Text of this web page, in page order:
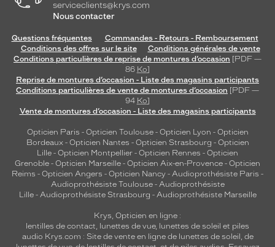
serviceclients@krys.com
Nous contacter
Questions fréquentes
Commandes - Retours - Remboursement
Conditions des offres sur le site
Conditions générales de vente
Conditions particulières de reprise de montures d’occasion [PDF —
86 Ko]
Reprise de montures d’occasion - Liste des magasins participants
Conditions particulières de vente de montures d’occasion [PDF —
94 Ko]
Vente de montures d’occasion - Liste des magasins participants
Opticien Paris - Opticien Toulouse- Opticien Lyon - Opticien
Bordeaux- Opticien Nantes - Opticien Strasbourg - Opticien
Lille - Opticien Montpellier - Opticien Rennes - Opticien
Grenoble - Opticien Marseille - Opticien Aix-en-Provence - Opticien
Reims - Opticien Angers - Opticien Nancy - Audioprothésiste Paris -
Audioprothésiste Toulouse- Audioprothésiste
Lille- Audioprothésiste Strasbourg - Audioprothésiste Marseille
Krys, Opticien en ligne :
lentilles de contact, lunettes de vue, lunettes de soleil et piles
audio Krys.com : Site de vente en ligne de lunettes de soleil, de